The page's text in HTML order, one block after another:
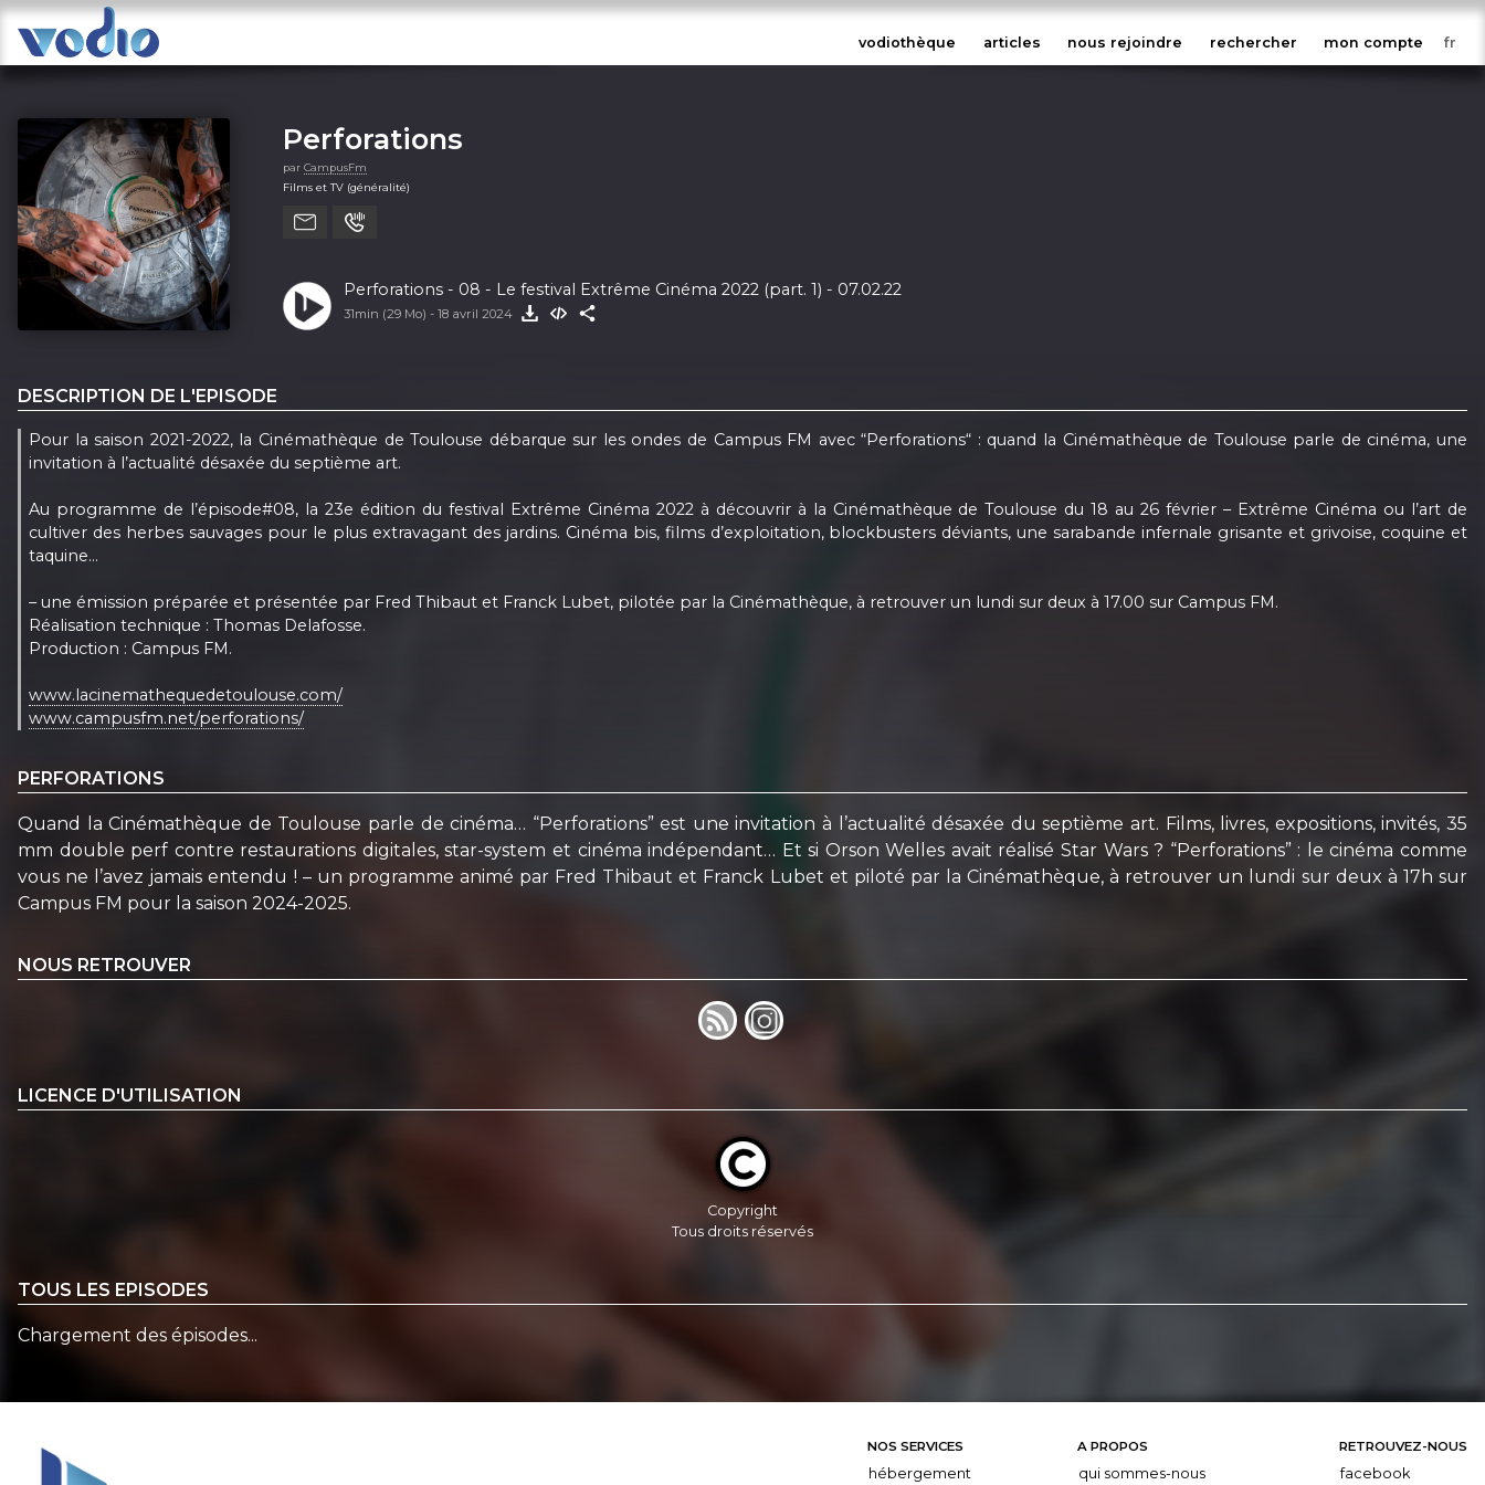
vodiothèque articles nous rejoindre rechercher mon compte
Perforations
par CampusFm
Films et TV (généralité)
Perforations - 08 - Le festival Extrême Cinéma 2022 (part. 1) - 07.02.22
31min (29 Mo) - 18 avril 2024
DESCRIPTION DE L'EPISODE
Pour la saison 2021-2022, la Cinémathèque de Toulouse débarque sur les ondes de Campus FM avec “Perforations“ : quand la Cinémathèque de Toulouse parle de cinéma, une
invitation à l’actualité désaxée du septième art.
Au programme de l’épisode#08, la 23e édition du festival Extrême Cinéma 2022 à découvrir à la Cinémathèque de Toulouse du 18 au 26 février – Extrême Cinéma ou l’art de
cultiver des herbes sauvages pour le plus extravagant des jardins. Cinéma bis, films d’exploitation, blockbusters déviants, une sarabande infernale grisante et grivoise, coquine et
taquine…
– une émission préparée et présentée par Fred Thibaut et Franck Lubet, pilotée par la Cinémathèque, à retrouver un lundi sur deux à 17.00 sur Campus FM.
Réalisation technique : Thomas Delafosse.
Production : Campus FM.
www.lacinemathequedetoulouse.com/
www.campusfm.net/perforations/
PERFORATIONS
Quand la Cinémathèque de Toulouse parle de cinéma… “Perforations” est une invitation à l’actualité désaxée du septième art. Films, livres, expositions, invités, 35
mm double perf contre restaurations digitales, star-system et cinéma indépendant… Et si Orson Welles avait réalisé Star Wars ? “Perforations” : le cinéma comme
vous ne l’avez jamais entendu ! – un programme animé par Fred Thibaut et Franck Lubet et piloté par la Cinémathèque, à retrouver un lundi sur deux à 17h sur
Campus FM pour la saison 2024-2025.
NOUS RETROUVER
LICENCE D'UTILISATION
Copyright
Tous droits réservés
TOUS LES EPISODES
Chargement des épisodes...
NOS SERVICES
hébergement
A PROPOS
qui sommes-nous
RETROUVEZ-NOUS
facebook